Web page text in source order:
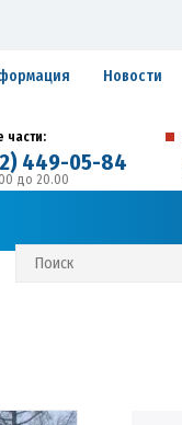
Новости
части:
449-05-84
до 20.00